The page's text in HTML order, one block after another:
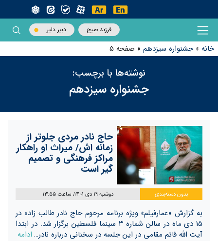
فرزند صبح دبیر دلیر
خانه »جشنواره سیزدهم » صفحه 5
نوشته‌ها با برچسب:
جشنواره سیزدهم
حاج نادر مردی جلوتر از
زمانه اش/ میراث او راهکار
مراکز فرهنگی و تصمیم
گیر است
بدون دسته‌بندی دوشنبه 19 دی 1401، ساعت 13:55
به گزارش «عمارفیلم» ویژه برنامه مرحوم حاج نادر طالب زاده در
۱۵ دی ماه در سالن شماره ۳ سینما فلسطین برگزار شد. در ابتدا
آیت الله قائم مقامی در این جلسه در سخنانی درباره نادر… ادامه